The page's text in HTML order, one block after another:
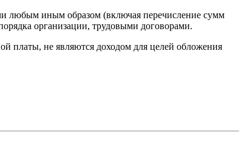
любым иным образом (включая перечисление сумм
организации, трудовыми договорами.
платы, не являются доходом для целей обложения